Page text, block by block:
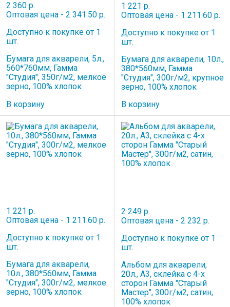
2 360 р.
Оптовая цена - 2 341.50 р.
Доступно к покупке от 1
шт.
Бумага для акварели, 5л.,
560*760мм, Гамма
"Студия", 350г/м2, мелкое
зерно, 100% хлопок
В корзину
1 221 р.
Оптовая цена - 1 211.60 р.
Доступно к покупке от 1
шт.
Бумага для акварели, 10л.,
380*560мм, Гамма
"Студия", 300г/м2, крупное
зерно, 100% хлопок
В корзину
1 221 р.
Оптовая цена - 1 211.60 р.
Доступно к покупке от 1
шт.
Бумага для акварели,
10л., 380*560мм, Гамма
"Студия", 300г/м2, мелкое
зерно, 100% хлопок
2 249 р.
Оптовая цена - 2 232 р.
Доступно к покупке от 1
шт.
Альбом для акварели,
20л., А3, склейка с 4-х
сторон Гамма "Старый
Мастер", 300г/м2, сатин,
100% хлопок